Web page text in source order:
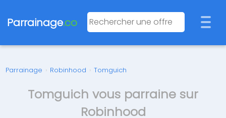
Parrainage.co
Parrainage › Robinhood › Tomguich
Tomguich vous parraine sur
Robinhood